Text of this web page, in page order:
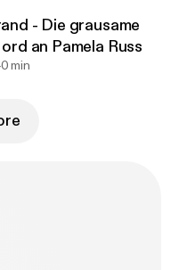
- Die grausame
an Pamela Russ
min